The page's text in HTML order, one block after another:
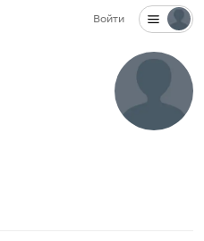
Войти